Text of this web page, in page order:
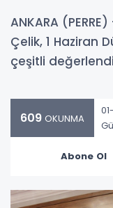
ANKARA
Çelik, 1 Haziran
çeşitli
609 OKUNMA
Abone Ol